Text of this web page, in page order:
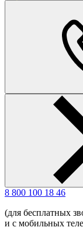
8 800 100 18 46
(для бесплатных
и с мобильных